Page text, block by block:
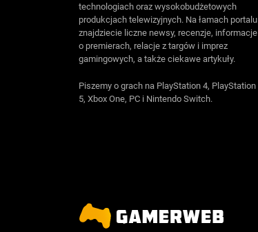
technologiach oraz wysokobudżetowych
produkcjach telewizyjnych. Na łamach portalu
znajdziecie liczne newsy, recenzje, informacje
o premierach, relacje z targów i imprez
gamingowych, a także ciekawe artykuły.
Piszemy o grach na PlayStation 4, PlayStation
5, Xbox One, PC i Nintendo Switch.